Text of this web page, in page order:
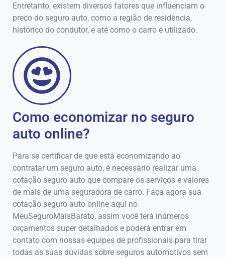
Entretanto, existem diversos fatores que influenciam o
preço do seguro auto, como a região de residência,
histórico do condutor, e até como o carro é utilizado.
Como economizar no seguro
auto online?
Para se certificar de que está economizando ao
contratar um seguro auto, é necessário realizar uma
cotação seguro auto que compare os serviços e valores
de mais de uma seguradora de carro. Faça agora sua
cotação seguro auto online aqui no
MeuSeguroMaisBarato, assim você terá inúmeros
orçamentos super detalhados e poderá entrar em
contato com nossas equipes de profissionais para tirar
todas as suas dúvidas sobre seguros automotivos sem